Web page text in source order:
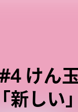
けん
新しい